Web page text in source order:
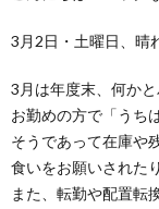
3月2日・土曜日、晴
3月は年度末、何かと
お勤めの方で「うち
そうであって在庫や
食いをお願いされた
また、転勤や配置転